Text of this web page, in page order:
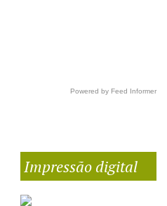
Powered by Feed Informer
Impressão digital